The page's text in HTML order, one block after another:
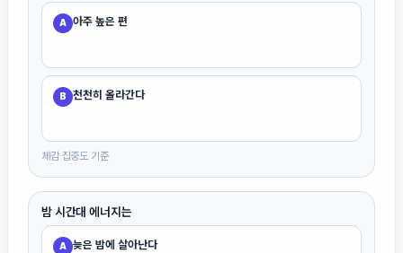
A 아주 높은 편
B 천천히 올라간다
체감 집중도 기준
밤 시간대 에너지는
A 늦은 밤에 살아난다